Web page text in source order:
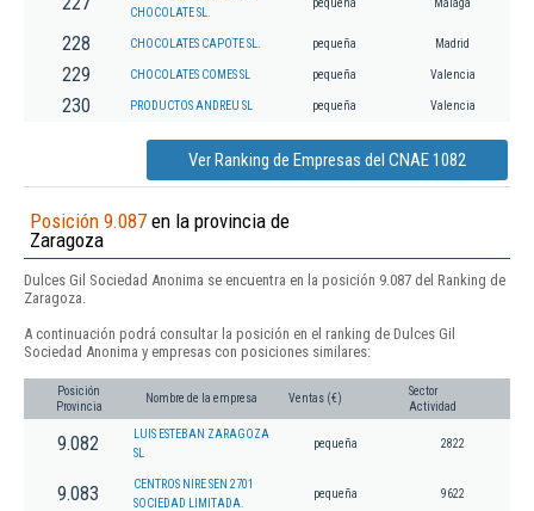
CHOCOLATE SL.
pequeña Málaga
228 CHOCOLATES CAPOTE SL. pequeña Madrid
229 CHOCOLATES COMES SL pequeña Valencia
230 PRODUCTOS ANDREU SL pequeña Valencia
Ver Ranking de Empresas del CNAE 1082
Posición 9.087 en la provincia de
Zaragoza
Dulces Gil Sociedad Anonima se encuentra en la posición 9.087 del Ranking de
Zaragoza.
A continuación podrá consultar la posición en el ranking de Dulces Gil
Sociedad Anonima y empresas con posiciones similares:
Posición
Provincia
Nombre de la empresa Ventas (€)
Sector
Actividad
9.082
LUIS ESTEBAN ZARAGOZA
SL
pequeña 2822
9.083
CENTROS NIRE SEN 2701
SOCIEDAD LIMITADA.
pequeña 9622